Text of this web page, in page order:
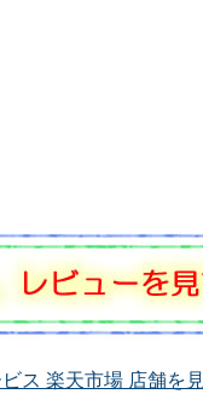
ス 楽天市場 店舗を